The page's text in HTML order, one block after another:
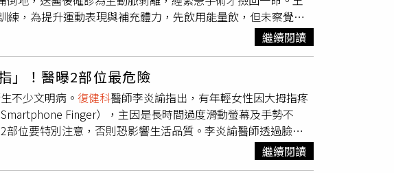
的健康方式。
此外，王竣平透露，很多人常認為「反正之後會加熱就好」，
加熱毒素仍然會存在，且若加熱不均勻，微波時中心溫度可能
加熱時，要確保食物中心溫度至少達到75°C以上，並均勻加熱
6至48小時，很多人症狀會延後出現，往往不會聯想到是前
的安全，不只在店家，也在我們帶回家之後的每個決定」。
，為提升運動表現與補充體力，先飲用能量飲，但未察覺身
地送醫，險些喪命。他指出，能量飲中所含咖啡因會使心跳加
讓心臟處於高負荷狀態，即使尚未開始運動，心血管系統已承
閉氣動作在醫學上稱為「伐氏操作」，會使胸腔與腹腔壓力瞬
與深蹲動作造成的機械性壓力同時出現，可能對主動脈造成
竣平提醒，長期高強度訓練可能使血管壁累積微小損傷與疲
，將進一步提高風險。他強調，身體並非無限承受壓力的機
外科醫師潘俊彥先前說明，主動脈剝離若未在48小時內接受
。王竣平呼籲，民眾在從事重量訓練時，應注意咖啡因攝取
繼續閱讀
」！醫曝2部位最危險
不少文明病。 復健科醫師李炎諭指出，有年輕女性因大拇指疼
Finger），主因是長時間過度滑動螢幕及手勢不
位要特別注意，否則恐影響生活品質。李炎諭醫師透過臉書
獲一名年輕女性因大拇指痛到就醫，問診後確定患者是肌腱發
病之一「手機指」。李醫師說明，所謂「手機指」主要是大拇
繼續閱讀